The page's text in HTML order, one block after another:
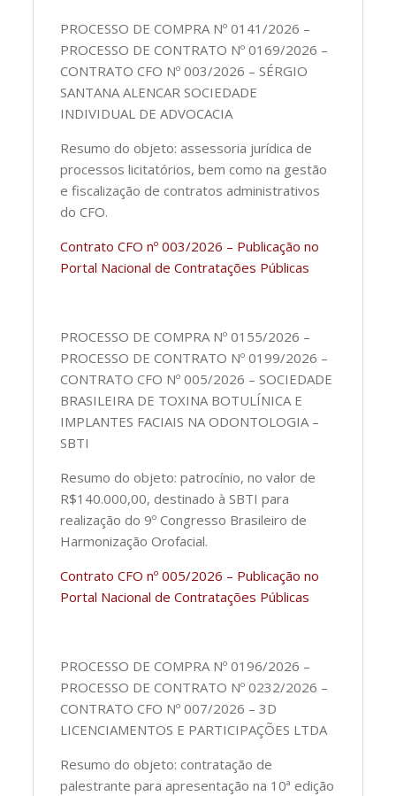
PROCESSO DE COMPRA Nº 0141/2026 –
PROCESSO DE CONTRATO Nº 0169/2026 –
CONTRATO CFO Nº 003/2026 – SÉRGIO
SANTANA ALENCAR SOCIEDADE
INDIVIDUAL DE ADVOCACIA
Resumo do objeto: assessoria jurídica de
processos licitatórios, bem como na gestão
e fiscalização de contratos administrativos
do CFO.
Contrato CFO nº 003/2026 – Publicação no
Portal Nacional de Contratações Públicas
PROCESSO DE COMPRA Nº 0155/2026 –
PROCESSO DE CONTRATO Nº 0199/2026 –
CONTRATO CFO Nº 005/2026 – SOCIEDADE
BRASILEIRA DE TOXINA BOTULÍNICA E
IMPLANTES FACIAIS NA ODONTOLOGIA –
SBTI
Resumo do objeto: patrocínio, no valor de
R$140.000,00, destinado à SBTI para
realização do 9º Congresso Brasileiro de
Harmonização Orofacial.
Contrato CFO nº 005/2026 – Publicação no
Portal Nacional de Contratações Públicas
PROCESSO DE COMPRA Nº 0196/2026 –
PROCESSO DE CONTRATO Nº 0232/2026 –
CONTRATO CFO Nº 007/2026 – 3D
LICENCIAMENTOS E PARTICIPAÇÕES LTDA
Resumo do objeto: contratação de
palestrante para apresentação na 10ª edição